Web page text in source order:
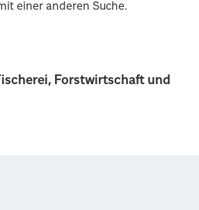
Forstwirtschaft und
einer anderen Suche.